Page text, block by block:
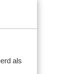
als